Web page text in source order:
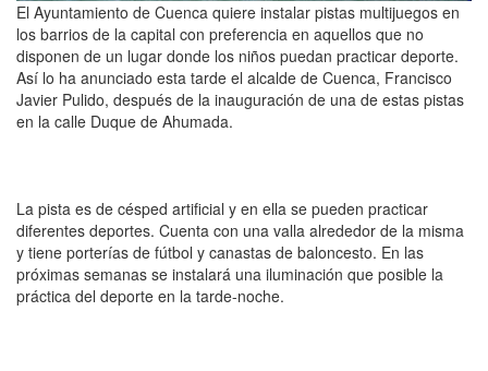
El Ayuntamiento de Cuenca quiere instalar pistas multijuegos en
los barrios de la capital con preferencia en aquellos que no
disponen de un lugar donde los niños puedan practicar deporte.
Así lo ha anunciado esta tarde el alcalde de Cuenca, Francisco
Javier Pulido, después de la inauguración de una de estas pistas
en la calle Duque de Ahumada.
La pista es de césped artificial y en ella se pueden practicar
diferentes deportes. Cuenta con una valla alrededor de la misma
y tiene porterías de fútbol y canastas de baloncesto. En las
próximas semanas se instalará una iluminación que posible la
práctica del deporte en la tarde-noche.